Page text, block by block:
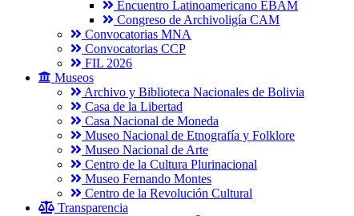
Encuentro Latinoamericano EBAM
Congreso de Archivoligía CAM
Convocatorias MNA
Convocatorias CCP
FIL 2026
Museos
Archivo y Biblioteca Nacionales de Bolivia
Casa de la Libertad
Casa Nacional de Moneda
Museo Nacional de Etnografía y Folklore
Museo Nacional de Arte
Centro de la Cultura Plurinacional
Museo Fernando Montes
Centro de la Revolución Cultural
Transparencia